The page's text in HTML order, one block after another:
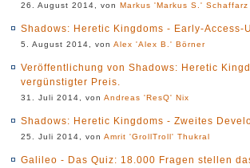
26. August 2014, von Markus 'Markus S.' Schaffarz
Shadows: Heretic Kingdoms - Early-
5. August 2014, von Alex 'Alex B.' Börner
Veröffentlichung von Shadows: Heretic
vergünstigter Preis.
31. Juli 2014, von Andreas 'ResQ' Nix
Shadows: Heretic Kingdoms - Zweites
25. Juli 2014, von Amrit 'GrollTroll' Thukral
Galileo - Das Quiz: 18.000 Fragen stellen